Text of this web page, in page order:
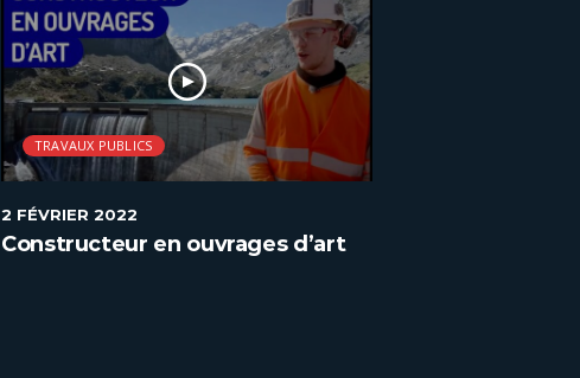
TRAVAUX PUBLICS
2 FÉVRIER 2022
Constructeur en ouvrages d’art